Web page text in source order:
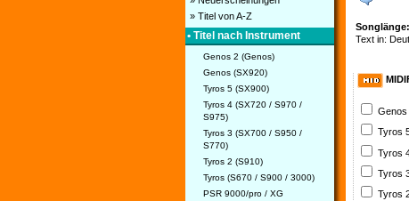
» Titel von A-Z
• Titel nach Instrument
Genos 2 (Genos)
Genos (SX920)
Tyros 5 (SX900)
Tyros 4 (SX720 / S970 /
S975)
Tyros 3 (SX700 / S950 /
S770)
Tyros 2 (S910)
Tyros (S670 / S900 / 3000)
PSR 9000/pro / XG
Text in:
Genos
Tyros
Tyros
Tyros
Tyros